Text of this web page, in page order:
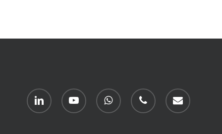
linkedin youtube whatsapp phone email